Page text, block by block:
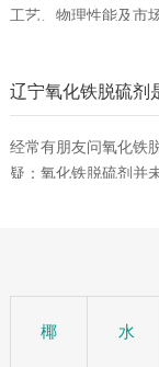
工艺、物理性能及市
辽宁氧化铁脱硫剂
经常有朋友问氧化铁
疑：氧化铁脱硫剂并
含硫化合物化学吸附
椰 水